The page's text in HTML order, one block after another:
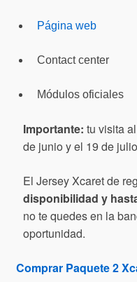
Página web
Contact center
Módulos oficiales
Importante: tu visita
de junio y el 19 de
El Jersey Xcaret de
disponibilidad y
no te quedes en la
oportunidad.
Comprar Paquete 2